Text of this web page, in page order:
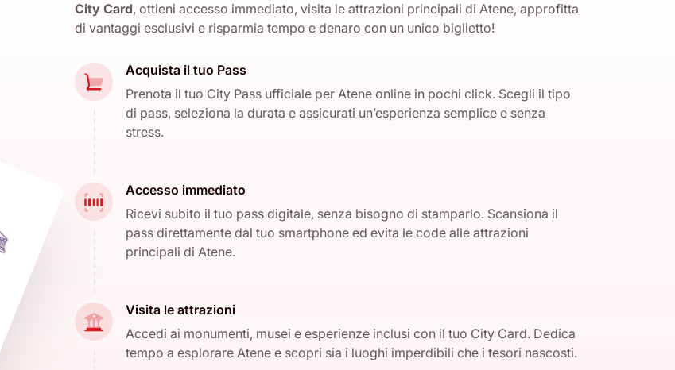
City Card, ottieni accesso immediato, visita le attrazioni principali di Atene, approfitta
di vantaggi esclusivi e risparmia tempo e denaro con un unico biglietto!
Acquista il tuo Pass
Prenota il tuo City Pass ufficiale per Atene online in pochi click. Scegli il tipo
di pass, seleziona la durata e assicurati un’esperienza semplice e senza
stress.
Accesso immediato
Ricevi subito il tuo pass digitale, senza bisogno di stamparlo. Scansiona il
pass direttamente dal tuo smartphone ed evita le code alle attrazioni
principali di Atene.
Visita le attrazioni
Accedi ai monumenti, musei e esperienze inclusi con il tuo City Card. Dedica
tempo a esplorare Atene e scopri sia i luoghi imperdibili che i tesori nascosti.